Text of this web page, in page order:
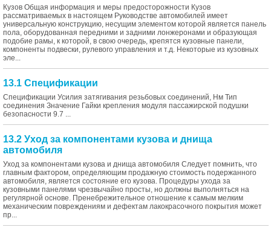
Кузов Общая информация и меры предосторожности Кузов
рассматриваемых в настоящем Руководстве автомобилей имеет
универсальную конструкцию, несущим элементом которой является панель
пола, оборудованная передними и задними лонжеронами и образующая
подобие рамы, к которой, в свою очередь, крепятся кузовные панели,
компоненты подвески, рулевого управления и т.д. Некоторые из кузовных
эле...
13.1 Спецификации
Спецификации Усилия затягивания резьбовых соединений, Нм Тип
соединения Значение Гайки крепления модуля пассажирской подушки
безопасности 9.7 ...
13.2 Уход за компонентами кузова и днища
автомобиля
Уход за компонентами кузова и днища автомобиля Следует помнить, что
главным фактором, определяющим продажную стоимость подержанного
автомобиля, является состояние его кузова. Процедуры ухода за
кузовными панелями чрезвычайно просты, но должны выполняться на
регулярной основе. Пренебрежительное отношение к самым мелким
механическим повреждениям и дефектам лакокрасочного покрытия может
пр...